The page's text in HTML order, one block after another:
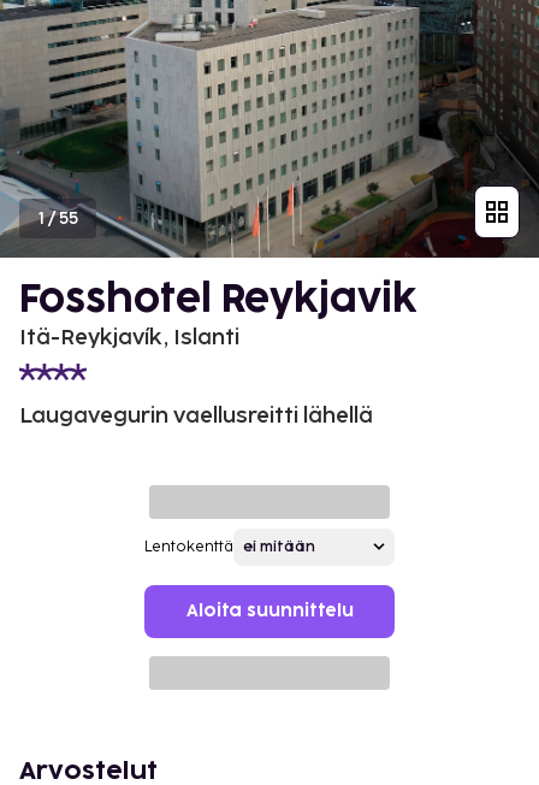
1/55
Fosshotel Reykjavik
Itä-Reykjavík, Islanti
Laugavegurin vaellusreitti lähellä
Lentokenttä
Aloita suunnittelu
Arvostelut